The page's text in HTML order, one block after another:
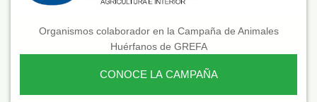
Organismos colaborador en la Campaña de Animales
Huérfanos de GREFA
CONOCE LA CAMPAÑA